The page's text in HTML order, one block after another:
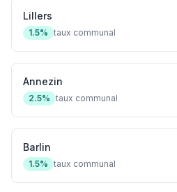
Lillers
1.5% taux communal
Annezin
2.5% taux communal
Barlin
1.5% taux communal